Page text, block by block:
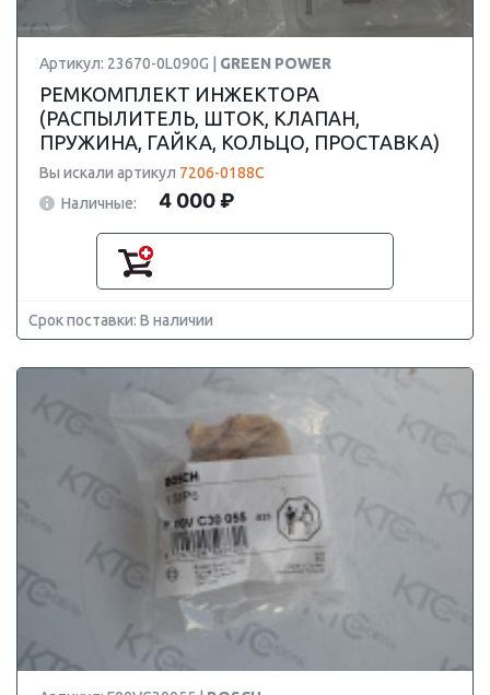
Артикул: 23670-0L090G | GREEN POWER
РЕМКОМПЛЕКТ ИНЖЕКТОРА
(РАСПЫЛИТЕЛЬ, ШТОК, КЛАПАН,
ПРУЖИНА, ГАЙКА, КОЛЬЦО, ПРОСТАВКА)
Вы искали артикул 7206-0188C
Наличные:
4 000 ₽
Срок поставки: В наличии